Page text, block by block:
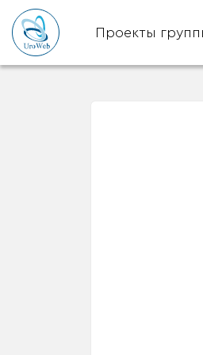
Проекты